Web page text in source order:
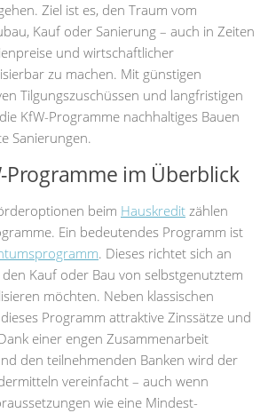
Ziel ist es, den Traum vom
Kauf oder Sanierung – auch in Zeiten
und wirtschaftlicher
zu machen. Mit günstigen
Tilgungszuschüssen und langfristigen
KfW-Programme nachhaltiges Bauen
Sanierungen.
Programme im Überblick
beim Hauskredit zählen
Ein bedeutendes Programm ist
. Dieses richtet sich an
Kauf oder Bau von selbstgenutztem
möchten. Neben klassischen
Programm attraktive Zinssätze und
einer engen Zusammenarbeit
den teilnehmenden Banken wird der
vereinfacht – auch wenn
wie eine Mindest-